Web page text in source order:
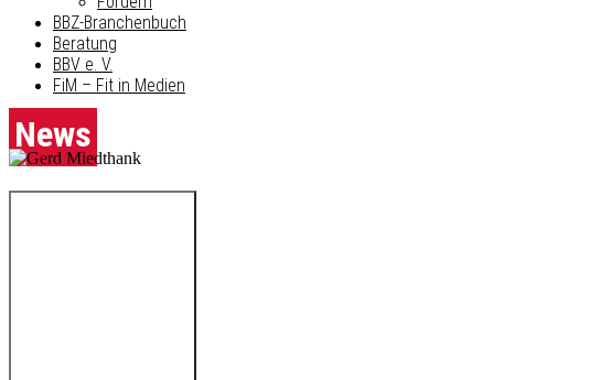
BBZ-Branchenbuch
Beratung
BBV e. V.
FiM – Fit in Medien
News